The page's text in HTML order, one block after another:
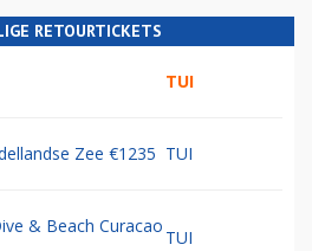
RETOURTICKETS
TUI
Zee €1235 TUI
& Beach Curacao
TUI